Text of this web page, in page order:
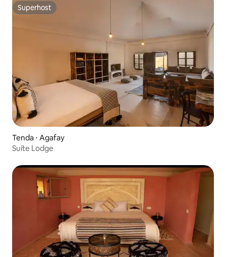
Superhost
Superhost
Tenda ⋅ Agafay
Suíte Lodge